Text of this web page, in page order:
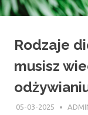
Rodzaje
musisz
05-03-2025